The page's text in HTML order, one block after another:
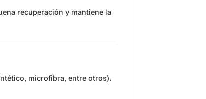
recuperación y mantiene la
microfibra, entre otros).